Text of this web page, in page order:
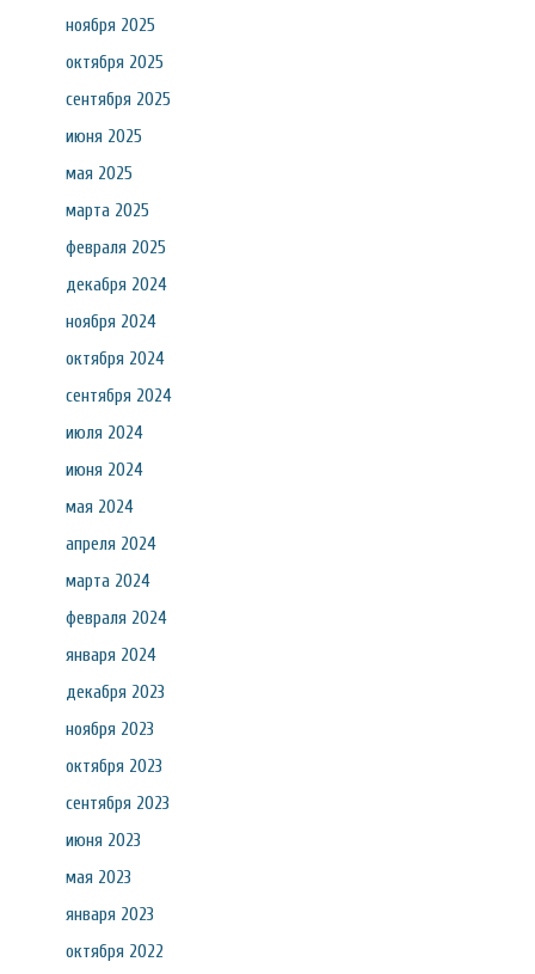
ноября 2025
октября 2025
сентября 2025
июня 2025
мая 2025
марта 2025
февраля 2025
декабря 2024
ноября 2024
октября 2024
сентября 2024
июля 2024
июня 2024
мая 2024
апреля 2024
марта 2024
февраля 2024
января 2024
декабря 2023
ноября 2023
октября 2023
сентября 2023
июня 2023
мая 2023
января 2023
октября 2022